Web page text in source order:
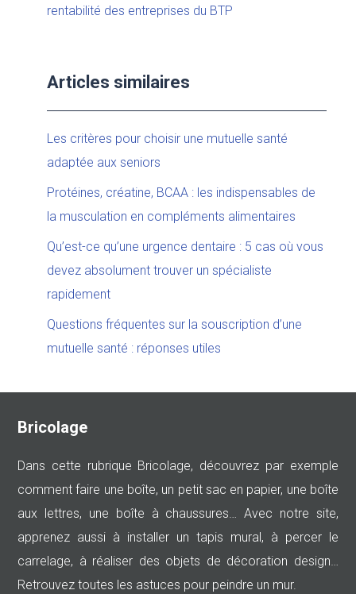
rentabilité des entreprises du BTP
Articles similaires
Les critères pour choisir une mutuelle santé
adaptée aux seniors
Protéines, créatine, BCAA : les indispensables de
la musculation en compléments alimentaires
Qu’est-ce qu’une urgence dentaire : 5 cas où vous
devez absolument trouver un spécialiste
rapidement
Questions fréquentes sur la souscription d’une
mutuelle santé : réponses utiles
Bricolage
Dans cette rubrique Bricolage, découvrez par exemple
comment faire une boîte, un petit sac en papier, une boîte
aux lettres, une boîte à chaussures… Avec notre site,
apprenez aussi à installer un tapis mural, à percer le
carrelage, à réaliser des objets de décoration design…
Retrouvez toutes les astuces pour peindre un mur.